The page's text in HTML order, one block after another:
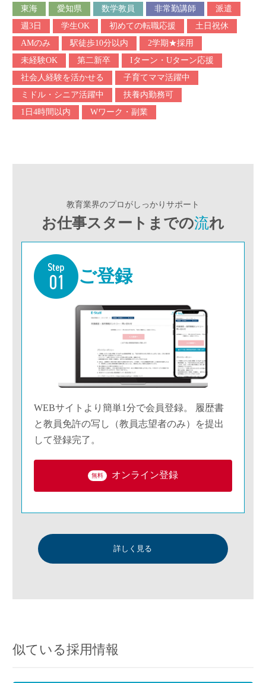
東海 愛知県 数学教員 非常勤講師
派遣
週3日
学生OK 初めての転職応援
土日祝休
AMのみ
駅徒歩10分以内
2学期★採用
未経験OK
第二新卒
Iターン・Uターン応援
社会人経験を活かせる
子育てママ活躍中
ミドル・シニア活躍中
扶養内勤務可
1日4時間以内
Wワーク・副業
教育業界のプロがしっかりサポート
お仕事スタートまでの流れ
ご登録
WEBサイトより簡単1分で会員登録。 履歴書
と教員免許の写し（教員志望者のみ）を提出
して登録完了。
無料 オンライン登録
詳しく見る
似ている採用情報